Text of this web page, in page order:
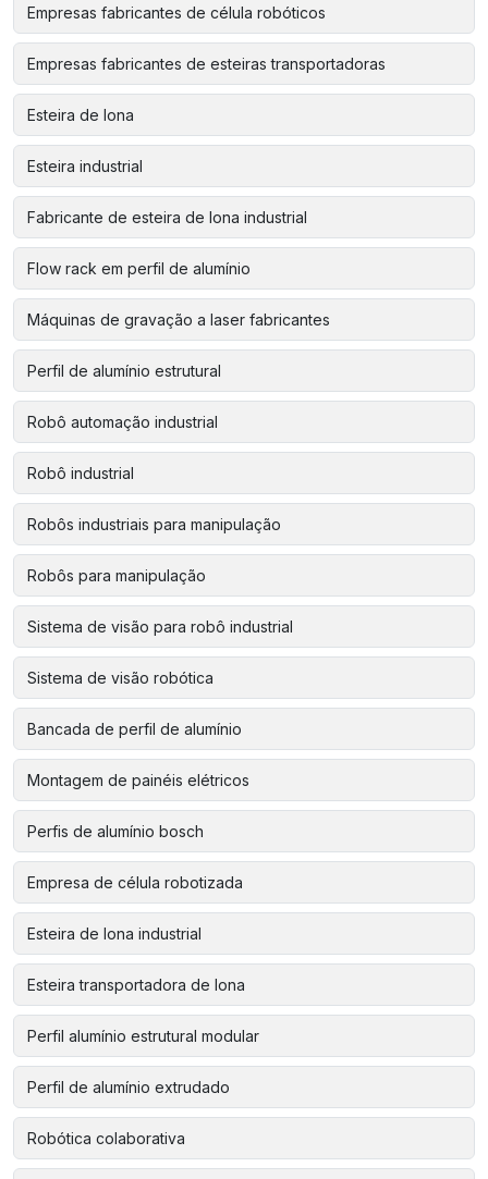
Empresas fabricantes de célula robóticos
Empresas fabricantes de esteiras transportadoras
Esteira de lona
Esteira industrial
Fabricante de esteira de lona industrial
Flow rack em perfil de alumínio
Máquinas de gravação a laser fabricantes
Perfil de alumínio estrutural
Robô automação industrial
Robô industrial
Robôs industriais para manipulação
Robôs para manipulação
Sistema de visão para robô industrial
Sistema de visão robótica
Bancada de perfil de alumínio
Montagem de painéis elétricos
Perfis de alumínio bosch
Empresa de célula robotizada
Esteira de lona industrial
Esteira transportadora de lona
Perfil alumínio estrutural modular
Perfil de alumínio extrudado
Robótica colaborativa